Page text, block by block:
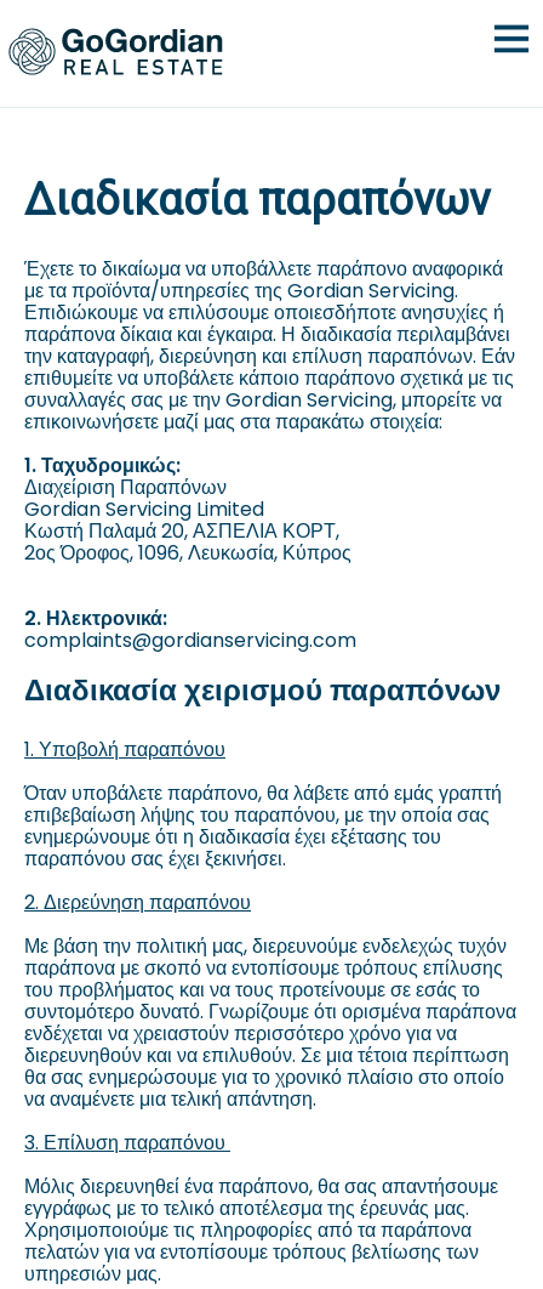
Διαδικασία παραπόνων
Έχετε το δικαίωμα να υποβάλλετε παράπονο αναφορικά
με τα προϊόντα/υπηρεσίες της Gordian Servicing.
Επιδιώκουμε να επιλύσουμε οποιεσδήποτε ανησυχίες ή
παράπονα δίκαια και έγκαιρα. Η διαδικασία περιλαμβάνει
την καταγραφή, διερεύνηση και επίλυση παραπόνων. Εάν
επιθυμείτε να υποβάλετε κάποιο παράπονο σχετικά με τις
συναλλαγές σας με την Gordian Servicing, μπορείτε να
επικοινωνήσετε μαζί μας στα παρακάτω στοιχεία:
1. Ταχυδρομικώς:
Διαχείριση Παραπόνων
Gordian Servicing Limited
Κωστή Παλαμά 20, ΑΣΠΕΛΙΑ ΚΟΡΤ,
2ος Όροφος, 1096, Λευκωσία, Κύπρος
2. Ηλεκτρονικά:
complaints@gordianservicing.com
Διαδικασία χειρισμού παραπόνων
1. Υποβολή παραπόνου
Όταν υποβάλετε παράπονο, θα λάβετε από εμάς γραπτή
επιβεβαίωση λήψης του παραπόνου, με την οποία σας
ενημερώνουμε ότι η διαδικασία έχει εξέτασης του
παραπόνου σας έχει ξεκινήσει.
2. Διερεύνηση παραπόνου
Με βάση την πολιτική μας, διερευνούμε ενδελεχώς τυχόν
παράπονα με σκοπό να εντοπίσουμε τρόπους επίλυσης
του προβλήματος και να τους προτείνουμε σε εσάς το
συντομότερο δυνατό. Γνωρίζουμε ότι ορισμένα παράπονα
ενδέχεται να χρειαστούν περισσότερο χρόνο για να
διερευνηθούν και να επιλυθούν. Σε μια τέτοια περίπτωση
θα σας ενημερώσουμε για το χρονικό πλαίσιο στο οποίο
να αναμένετε μια τελική απάντηση.
3. Επίλυση παραπόνου
Μόλις διερευνηθεί ένα παράπονο, θα σας απαντήσουμε
εγγράφως με το τελικό αποτέλεσμα της έρευνάς μας.
Χρησιμοποιούμε τις πληροφορίες από τα παράπονα
πελατών για να εντοπίσουμε τρόπους βελτίωσης των
υπηρεσιών μας.